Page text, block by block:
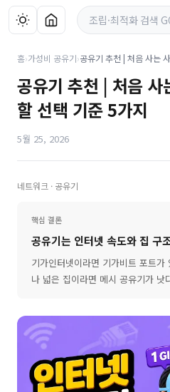
홈›가성비 공유기›
공유기 추천 | 처음 사
할 선택 기준 5가지
5월 25, 2026
네트워크 · 공유기
핵심 결론
공유기는 인터넷 속도와 집 구
기가인터넷이라면 기가비트 포트
나 넓은 집이라면 메시 공유기가